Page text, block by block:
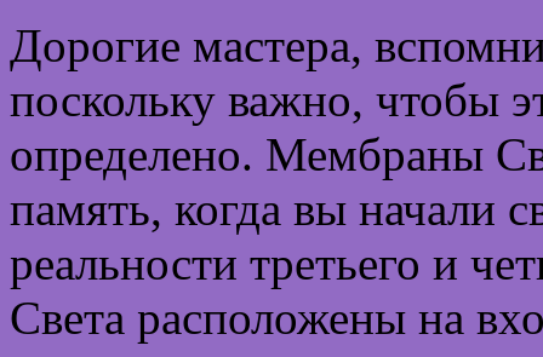
Дорогие мастера,
поскольку важно, чтобы
определено. Мембраны
память, когда вы начали
реальности третьего и
Света расположены на